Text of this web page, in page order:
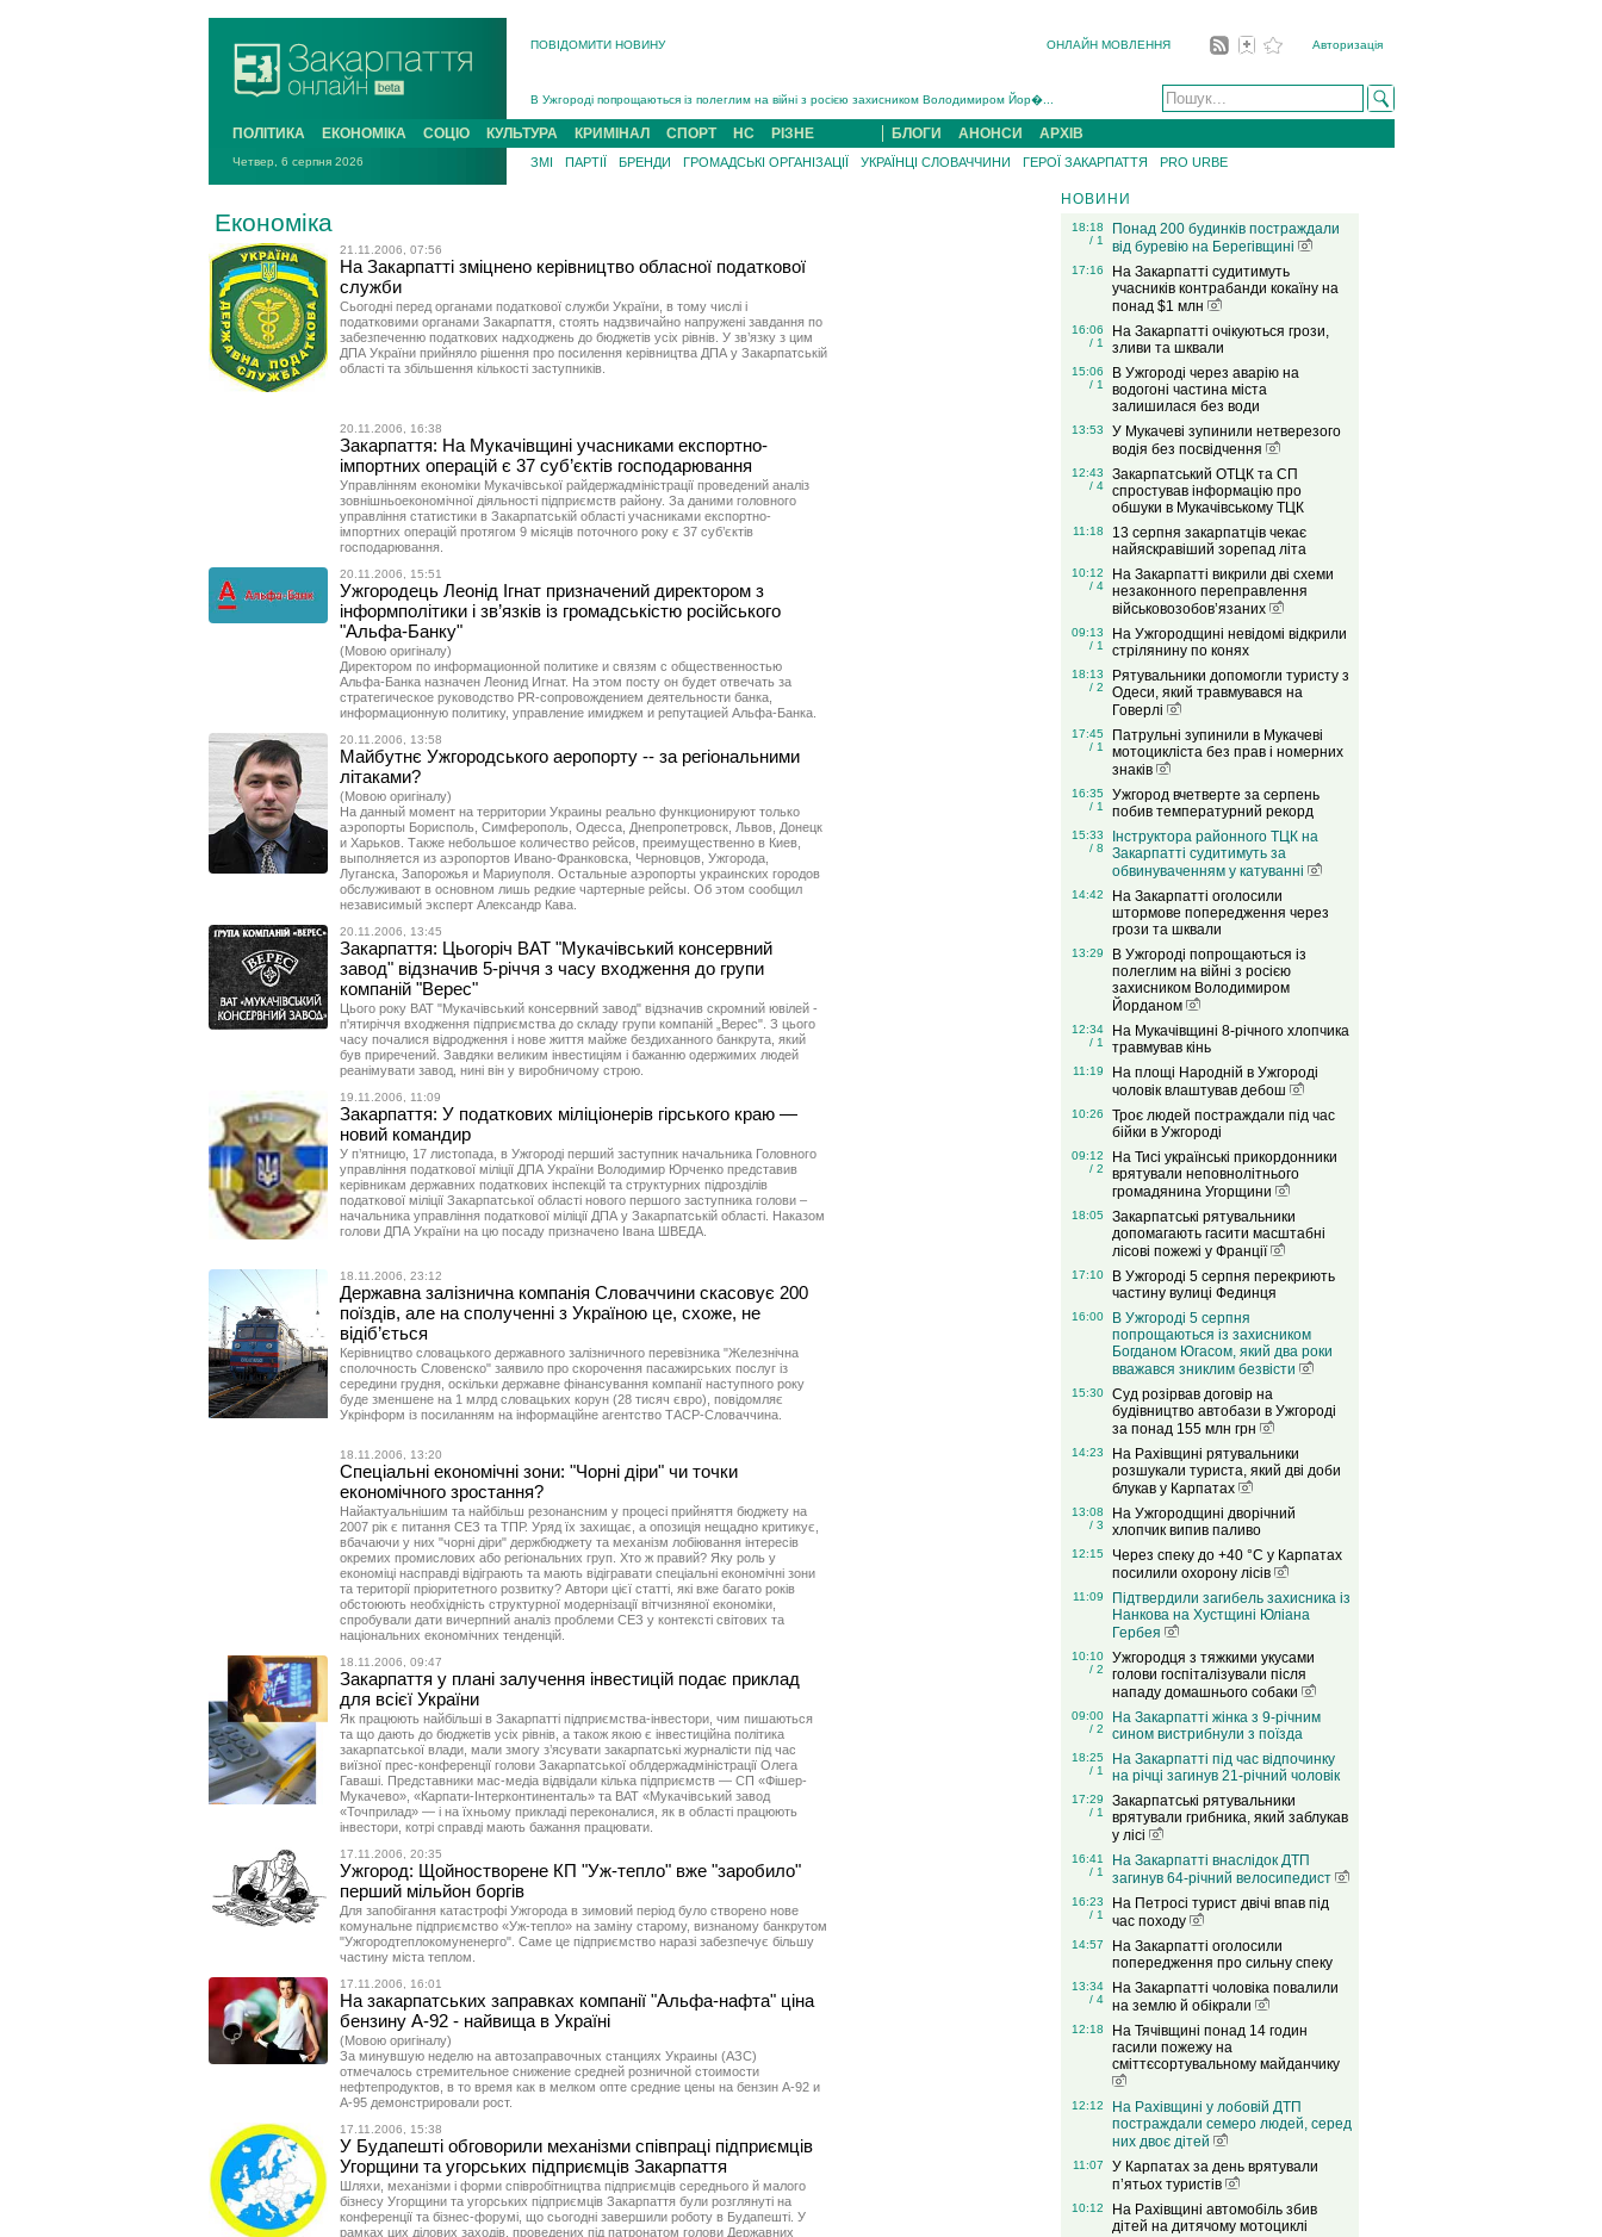
ПОВІДОМИТИ НОВИНУ ОНЛАЙН МОВЛЕННЯ Авторизація
В Ужгороді попрощаються із полеглим на війні з росією захисником Володимиром Йор�...
В Ужгороді 5 серпня попрощаються із захисником Богданом Югасом, який два роки �...
Підтвердили загибель захисника із Нанкова на Хустщині Юліана Гербея (ФОТО)[/gree...
На війні з рф поліг військовий з Виноградова Ігнат Роздяловський (ФОТО)...
ПОЛІТИКА ЕКОНОМІКА СОЦІО КУЛЬТУРА КРИМІНАЛ СПОРТ НС РІЗНЕ БЛОГИ АНОНСИ АРХІВ
Четвер, 6 серпня 2026 ЗМІ ПАРТІЇ БРЕНДИ ГРОМАДСЬКІ ОРГАНІЗАЦІЇ УКРАЇНЦІ СЛОВАЧЧИНИ ГЕРОЇ ЗАКАРПАТТЯ PRO URBE
Економіка
21.11.2006, 07:56
На Закарпатті зміцнено керівництво обласної податкової
служби
Сьогодні перед органами податкової служби України, в тому числі і
податковими органами Закарпаття, стоять надзвичайно напружені завдання по
забезпеченню податкових надходжень до бюджетів усіх рівнів. У зв’язку з цим
ДПА України прийняло рішення про посилення керівництва ДПА у Закарпатській
області та збільшення кількості заступників.
20.11.2006, 16:38
Закарпаття: На Мукачівщині учасниками експортно-
імпортних операцій є 37 суб’єктів господарювання
Управлінням економіки Мукачівської райдержадміністрації проведений аналіз
зовнішньоекономічної діяльності підприємств району. За даними головного
управління статистики в Закарпатській області учасниками експортно-
імпортних операцій протягом 9 місяців поточного року є 37 суб’єктів
господарювання.
20.11.2006, 15:51
Ужгородець Леонід Ігнат призначений директором з
інформполітики і зв’язків із громадськістю російського
"Альфа-Банку"
(Мовою оригіналу)
Директором по информационной политике и связям с общественностью
Альфа-Банка назначен Леонид Игнат. На этом посту он будет отвечать за
стратегическое руководство PR-сопровождением деятельности банка,
информационную политику, управление имиджем и репутацией Альфа-Банка.
20.11.2006, 13:58
Майбутнє Ужгородського аеропорту -- за регіональними
літаками?
(Мовою оригіналу)
На данный момент на территории Украины реально функционируют только
аэропорты Борисполь, Симферополь, Одесса, Днепропетровск, Львов, Донецк
и Харьков. Также небольшое количество рейсов, преимущественно в Киев,
выполняется из аэропортов Ивано-Франковска, Черновцов, Ужгорода,
Луганска, Запорожья и Мариуполя. Остальные аэропорты украинских городов
обслуживают в основном лишь редкие чартерные рейсы. Об этом сообщил
независимый эксперт Александр Кава.
20.11.2006, 13:45
Закарпаття: Цьогоріч ВАТ "Мукачівський консервний
завод" відзначив 5-річчя з часу входження до групи
компаній "Верес"
Цього року ВАТ "Мукачівський консервний завод" відзначив скромний ювілей -
п'ятиріччя входження підприємства до складу групи компаній „Верес". З цього
часу почалися відродження і нове життя майже бездиханного банкрута, який
був приречений. Завдяки великим інвестиціям і бажанню одержимих людей
реанімувати завод, нині він у виробничому строю.
19.11.2006, 11:09
Закарпаття: У податкових міліціонерів гірського краю —
новий командир
У п’ятницю, 17 листопада, в Ужгороді перший заступник начальника Головного
управління податкової міліції ДПА України Володимир Юрченко представив
керівникам державних податкових інспекцій та структурних підрозділів
податкової міліції Закарпатської області нового першого заступника голови –
начальника управління податкової міліції ДПА у Закарпатській області. Наказом
голови ДПА України на цю посаду призначено Івана ШВЕДА.
18.11.2006, 23:12
Державна залізнична компанія Словаччини скасовує 200
поїздів, але на сполученні з Україною це, схоже, не
відіб’ється
Керівництво словацького державного залізничного перевізника "Железнічна
сполочность Словенско" заявило про скорочення пасажирських послуг із
середини грудня, оскільки державне фінансування компанії наступного року
буде зменшене на 1 млрд словацьких корун (28 тисяч євро), повідомляє
Укрінформ із посиланням на інформаційне агентство ТАСР-Словаччина.
18.11.2006, 13:20
Спеціальні економічні зони: "Чорні діри" чи точки
економічного зростання?
Найактуальнішим та найбільш резонансним у процесі прийняття бюджету на
2007 рік є питання СЕЗ та ТПР. Уряд їх захищає, а опозиція нещадно критикує,
вбачаючи у них "чорні діри" держбюджету та механізм лобіювання інтересів
окремих промислових або регіональних груп. Хто ж правий? Яку роль у
економіці насправді відіграють та мають відігравати спеціальні економічні зони
та території пріоритетного розвитку? Автори цієї статті, які вже багато років
обстоюють необхідність структурної модернізації вітчизняної економіки,
спробували дати вичерпний аналіз проблеми СЕЗ у контексті світових та
національних економічних тенденцій.
18.11.2006, 09:47
Закарпаття у плані залучення інвестицій подає приклад
для всієї України
Як працюють найбільші в Закарпатті підприємства-інвестори, чим пишаються
та що дають до бюджетів усіх рівнів, а також якою є інвестиційна політика
закарпатської влади, мали змогу з’ясувати закарпатські журналісти під час
виїзної прес-конференції голови Закарпатської облдержадміністрації Олега
Гаваші. Представники мас-медіа відвідали кілька підприємств — СП «Фішер-
Мукачево», «Карпати-Інтерконтиненталь» та ВАТ «Мукачівський завод
«Точприлад» — і на їхньому прикладі переконалися, як в області працюють
інвестори, котрі справді мають бажання працювати.
17.11.2006, 20:35
Ужгород: Щойностворене КП "Уж-тепло" вже "заробило"
перший мільйон боргів
Для запобігання катастрофі Ужгорода в зимовий перiод було створено нове
комунальне підприємство «Уж-тепло» на заміну старому, визнаному банкрутом
"Ужгородтеплокомуненерго". Саме це підприємство наразі забезпечує більшу
частину міста теплом.
17.11.2006, 16:01
На закарпатських заправках компанії "Альфа-нафта" ціна
бензину А-92 - найвища в Україні
(Мовою оригіналу)
За минувшую неделю на автозаправочных станциях Украины (АЗС)
отмечалось стремительное снижение средней розничной стоимости
нефтепродуктов, в то время как в мелком опте средние цены на бензин А-92 и
А-95 демонстрировали рост.
17.11.2006, 15:38
У Будапешті обговорили механізми співпраці підприємців
Угорщини та угорських підприємців Закарпаття
Шляхи, механізми і форми співробітництва підприємців середнього й малого
бізнесу Угорщини та угорських підприємців Закарпаття були розглянуті на
конференції та бізнес-форумі, що сьогодні завершили роботу в Будапешті. У
рамках цих ділових заходів, проведених під патронатом голови Державних
НОВИНИ
18:18
/ 1
Понад 200 будинків постраждали
від буревію на Берегівщині
17:16
На Закарпатті судитимуть
учасників контрабанди кокаїну на
понад $1 млн
16:06
/ 1
На Закарпатті очікуються грози,
зливи та шквали
15:06
/ 1
В Ужгороді через аварію на
водогоні частина міста
залишилася без води
13:53
У Мукачеві зупинили нетверезого
водія без посвідчення
12:43
/ 4
Закарпатський ОТЦК та СП
спростував інформацію про
обшуки в Мукачівському ТЦК
11:18
13 серпня закарпатців чекає
найяскравіший зорепад літа
10:12
/ 4
На Закарпатті викрили дві схеми
незаконного переправлення
військовозобов’язаних
09:13
/ 1
На Ужгородщині невідомі відкрили
стрілянину по конях
18:13
/ 2
Рятувальники допомогли туристу з
Одеси, який травмувався на
Говерлі
17:45
/ 1
Патрульні зупинили в Мукачеві
мотоцикліста без прав і номерних
знаків
16:35
/ 1
Ужгород вчетверте за серпень
побив температурний рекорд
15:33
/ 8
Інструктора районного ТЦК на
Закарпатті судитимуть за
обвинуваченням у катуванні
14:42
На Закарпатті оголосили
штормове попередження через
грози та шквали
13:29
В Ужгороді попрощаються із
полеглим на війні з росією
захисником Володимиром
Йорданом
12:34
/ 1
На Мукачівщині 8-річного хлопчика
травмував кінь
11:19
На площі Народній в Ужгороді
чоловік влаштував дебош
10:26
Троє людей постраждали під час
бійки в Ужгороді
09:12
/ 2
На Тисі українські прикордонники
врятували неповнолітнього
громадянина Угорщини
18:05
Закарпатські рятувальники
допомагають гасити масштабні
лісові пожежі у Франції
17:10
В Ужгороді 5 серпня перекриють
частину вулиці Фединця
16:00
В Ужгороді 5 серпня
попрощаються із захисником
Богданом Югасом, який два роки
вважався зниклим безвісти
15:30
Суд розірвав договір на
будівництво автобази в Ужгороді
за понад 155 млн грн
14:23
На Рахівщині рятувальники
розшукали туриста, який дві доби
блукав у Карпатах
13:08
/ 3
На Ужгородщині дворічний
хлопчик випив паливо
12:15
Через спеку до +40 °C у Карпатах
посилили охорону лісів
11:09
Підтвердили загибель захисника із
Нанкова на Хустщині Юліана
Гербея
10:10
/ 2
Ужгородця з тяжкими укусами
голови госпіталізували після
нападу домашнього собаки
09:00
/ 2
На Закарпатті жінка з 9-річним
сином вистрибнули з поїзда
18:25
/ 1
На Закарпатті під час відпочинку
на річці загинув 21-річний чоловік
17:29
/ 1
Закарпатські рятувальники
врятували грибника, який заблукав
у лісі
16:41
/ 1
На Закарпатті внаслідок ДТП
загинув 64-річний велосипедист
16:23
/ 1
На Петросі турист двічі впав під
час походу
14:57
На Закарпатті оголосили
попередження про сильну спеку
13:34
/ 4
На Закарпатті чоловіка повалили
на землю й обікрали
12:18
На Тячівщині понад 14 годин
гасили пожежу на
сміттєсортувальному майданчику
12:12
На Рахівщині у лобовій ДТП
постраждали семеро людей, серед
них двоє дітей
11:07
У Карпатах за день врятували
п’ятьох туристів
10:12
На Рахівщині автомобіль збив
дітей на дитячому мотоциклі